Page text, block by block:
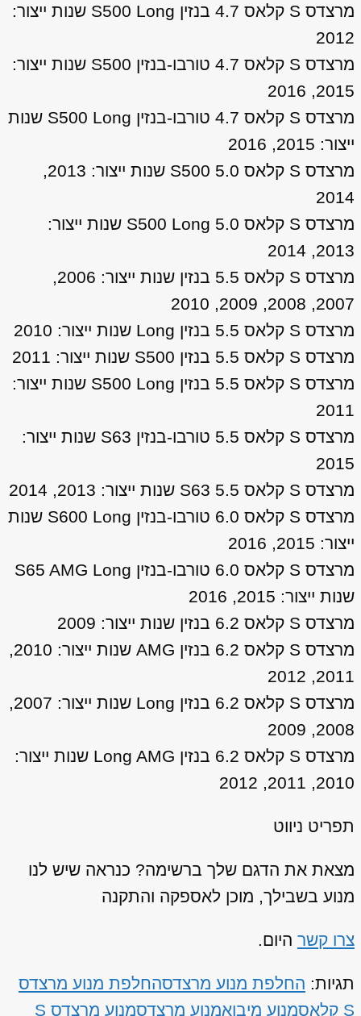
מרצדס S קלאס 4.7 בנזין S500 Long שנות ייצור:
2012
מרצדס S קלאס 4.7 טורבו-בנזין S500 שנות ייצור:
2015, 2016
מרצדס S קלאס 4.7 טורבו-בנזין S500 Long שנות
ייצור: 2015, 2016
מרצדס S קלאס 5.0 S500 שנות ייצור: 2013,
2014
מרצדס S קלאס 5.0 S500 Long שנות ייצור:
2013, 2014
מרצדס S קלאס 5.5 בנזין שנות ייצור: 2006,
2007, 2008, 2009, 2010
מרצדס S קלאס 5.5 בנזין Long שנות ייצור: 2010
מרצדס S קלאס 5.5 בנזין S500 שנות ייצור: 2011
מרצדס S קלאס 5.5 בנזין S500 Long שנות ייצור:
2011
מרצדס S קלאס 5.5 טורבו-בנזין S63 שנות ייצור:
2015
מרצדס S קלאס 5.5 S63 שנות ייצור: 2013, 2014
מרצדס S קלאס 6.0 טורבו-בנזין S600 Long שנות
ייצור: 2015, 2016
מרצדס S קלאס 6.0 טורבו-בנזין S65 AMG Long
שנות ייצור: 2015, 2016
מרצדס S קלאס 6.2 בנזין שנות ייצור: 2009
מרצדס S קלאס 6.2 בנזין AMG שנות ייצור: 2010,
2011, 2012
מרצדס S קלאס 6.2 בנזין Long שנות ייצור: 2007,
2008, 2009
מרצדס S קלאס 6.2 בנזין Long AMG שנות ייצור:
2010, 2011, 2012
תפריט ניווט
מצאת את הדגם שלך ברשימה? כנראה שיש לנו
מנוע בשבילך, מוכן לאספקה והתקנה
צרו קשר היום.
תגיות: החלפת מנוע מרצדסהחלפת מנוע מרצדס
S קלאס
מנוע מיבואמנוע מרצדס מנוע מרצדס S